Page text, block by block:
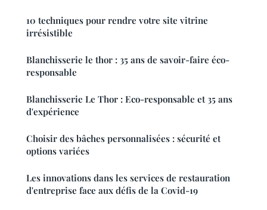
10 techniques pour rendre votre site vitrine
irrésistible
Blanchisserie le thor : 35 ans de savoir-faire éco-
responsable
Blanchisserie Le Thor : Eco-responsable et 35 ans
d'expérience
Choisir des bâches personnalisées : sécurité et
options variées
Les innovations dans les services de restauration
d'entreprise face aux défis de la Covid-19